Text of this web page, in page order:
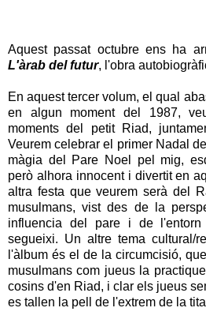
Aquest passat octubre ens ha
L'àrab del futur, l'obra
En aquest tercer volum, el qual
en algun moment del 1987,
moments del petit Riad,
Veurem celebrar el primer Nadal
màgia del Pare Noel pel mig,
però alhora innocent i divertit en
altra festa que veurem serà del
musulmans, vist des de la
influencia del pare i de
segueixi. Un altre tema cultural/
l'àlbum és el de la circumcisió,
musulmans com jueus la
cosins d'en Riad, i clar els jueus
es tallen la pell de l'extrem de la